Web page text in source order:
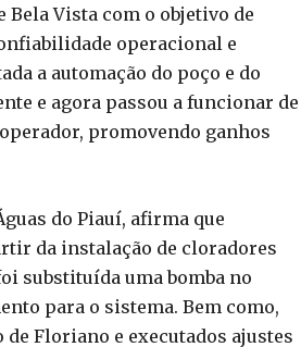
Bela Vista com o objetivo de
operacional e
a automação do poço e do
e agora passou a funcionar de
promovendo ganhos
do Piauí, afirma que
da instalação de cloradores
substituída uma bomba no
para o sistema. Bem como,
Floriano e executados ajustes